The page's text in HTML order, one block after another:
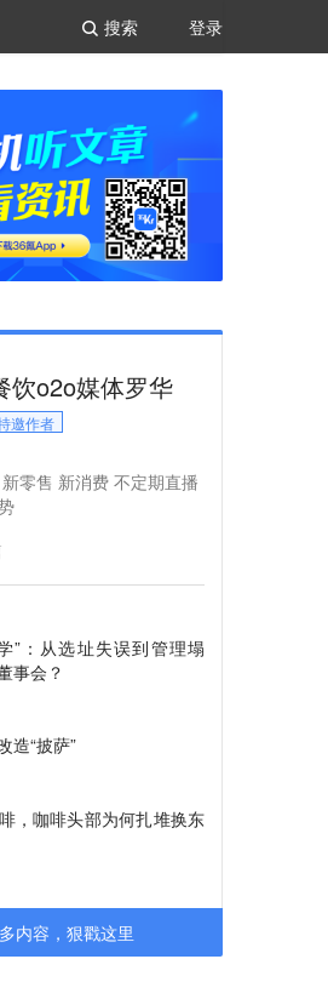
登录
搜索
饮o2o媒体罗华
邀作者
零售 新消费 不定期直播
”：从选址失误到管理塌
事会？
造“披萨”
，咖啡头部为何扎堆换东
内容，狠戳这里